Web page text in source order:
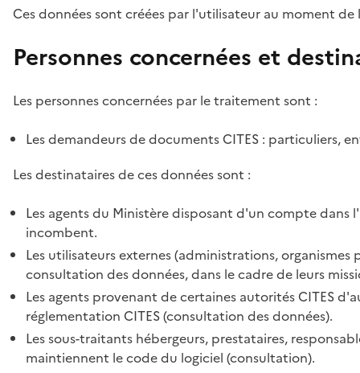
Ces données sont créées par l'utilisateur au moment
Personnes concernées et
Les personnes concernées par le traitement sont :
Les demandeurs de documents CITES : particuliers,
Les destinataires de ces données sont :
Les agents du Ministère disposant d'un compte
incombent.
Les utilisateurs externes (administrations,
consultation des données, dans le cadre de leurs
Les agents provenant de certaines autorités CITES
réglementation CITES (consultation des données).
Les sous-traitants hébergeurs, prestataires,
maintiennent le code du logiciel (consultation).